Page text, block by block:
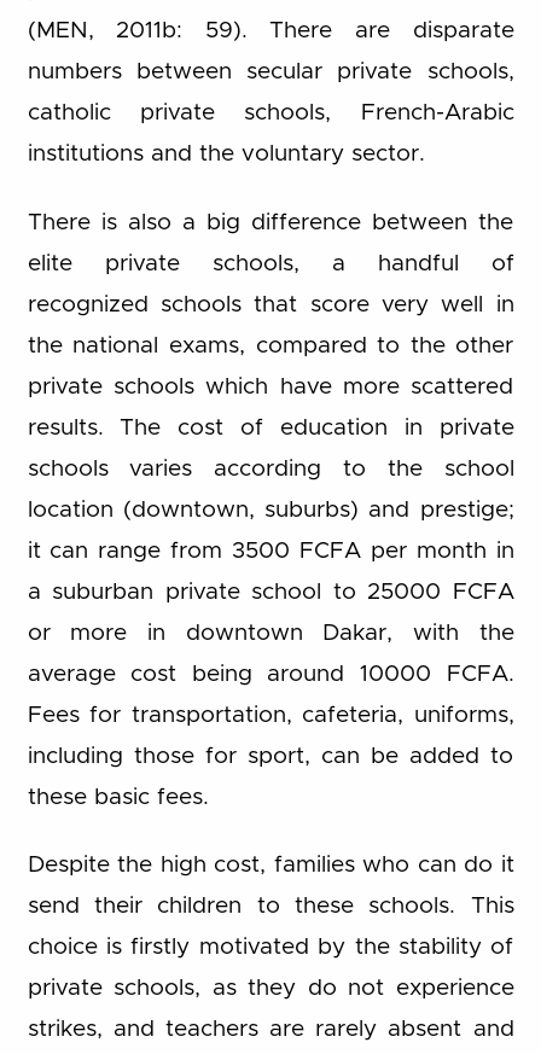
(MEN, 2011b: 59). There are disparate
numbers between secular private schools,
catholic private schools, French-Arabic
institutions and the voluntary sector.
There is also a big difference between the
elite private schools, a handful of
recognized schools that score very well in
the national exams, compared to the other
private schools which have more scattered
results. The cost of education in private
schools varies according to the school
location (downtown, suburbs) and prestige;
it can range from 3500 FCFA per month in
a suburban private school to 25000 FCFA
or more in downtown Dakar, with the
average cost being around 10000 FCFA.
Fees for transportation, cafeteria, uniforms,
including those for sport, can be added to
these basic fees.
Despite the high cost, families who can do it
send their children to these schools. This
choice is firstly motivated by the stability of
private schools, as they do not experience
strikes, and teachers are rarely absent and